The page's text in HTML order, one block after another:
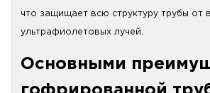
что защищает всю структуру трубы от
ультрафиолетовых лучей.
Основными